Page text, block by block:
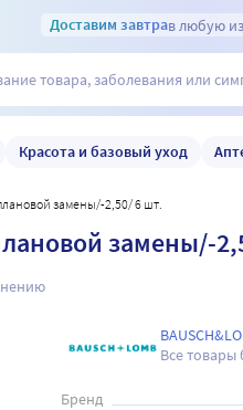
Доставим завтрав любую из
Красота и базовый уход
замены/-2,50/ 6 шт.
замены/-
Все товары
Бренд